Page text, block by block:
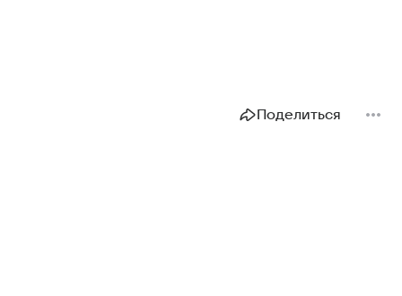
Поделиться